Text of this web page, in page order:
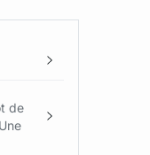
de